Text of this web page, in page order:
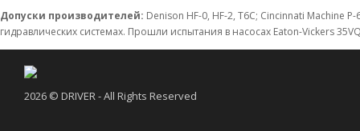
Допуски производителей: Denison HF-0, HF-2, T6C; Cincinnati Machine
гидравлических системах. Прошли испытания в насосах Eaton-Vickers
2026 © DRIVER - All Rights Reserved